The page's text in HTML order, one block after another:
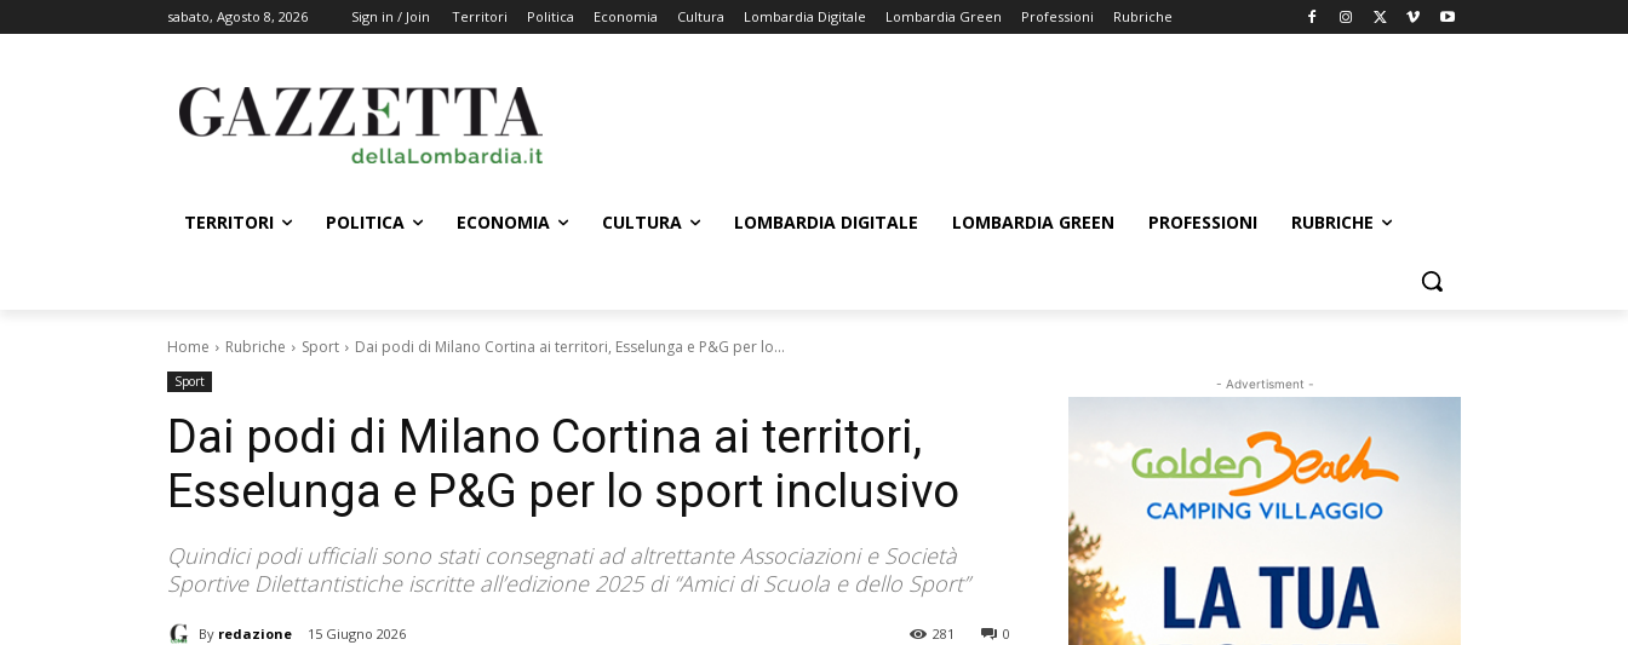
sabato, Agosto 8, 2026 Sign in / Join Territori Politica Economia Cultura Lombardia Digitale Lombardia Green Professioni Rubriche
TERRITORI POLITICA ECONOMIA CULTURA LOMBARDIA DIGITALE LOMBARDIA GREEN PROFESSIONI RUBRICHE
Home Rubriche Sport Dai podi di Milano Cortina ai territori, Esselunga e P&G per lo...
Sport
Dai podi di Milano Cortina ai territori,
Esselunga e P&G per lo sport inclusivo
Quindici podi ufficiali sono stati consegnati ad altrettante Associazioni e Società
Sportive Dilettantistiche iscritte all’edizione 2025 di “Amici di Scuola e dello Sport”
By redazione 15 Giugno 2026 0
281
- Advertisment -